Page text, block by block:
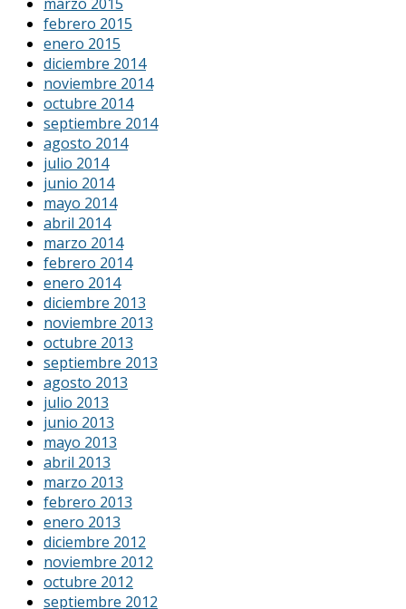
febrero 2015
enero 2015
diciembre 2014
noviembre 2014
octubre 2014
septiembre 2014
agosto 2014
julio 2014
junio 2014
mayo 2014
abril 2014
marzo 2014
febrero 2014
enero 2014
diciembre 2013
noviembre 2013
octubre 2013
septiembre 2013
agosto 2013
julio 2013
junio 2013
mayo 2013
abril 2013
marzo 2013
febrero 2013
enero 2013
diciembre 2012
noviembre 2012
octubre 2012
septiembre 2012